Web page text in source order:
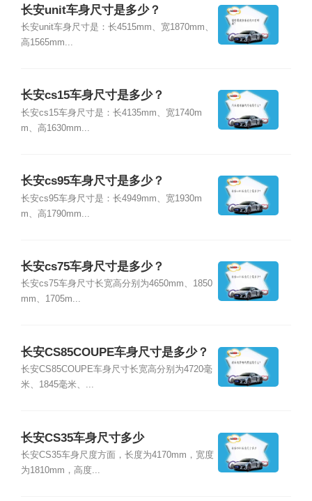
长安unit车身尺寸是多少？
长安unit车身尺寸是：长4515mm、宽1870mm、
高1565mm...
长安cs15车身尺寸是多少？
长安cs15车身尺寸是：长4135mm、宽1740m
m、高1630mm...
长安cs95车身尺寸是多少？
长安cs95车身尺寸是：长4949mm、宽1930m
m、高1790mm...
长安cs75车身尺寸是多少？
长安cs75车身尺寸长宽高分别为4650mm、1850
mm、1705m...
长安CS85COUPE车身尺寸是多少？
长安CS85COUPE车身尺寸长宽高分别为4720毫
米、1845毫米、...
长安CS35车身尺寸多少
长安CS35车身尺度方面，长度为4170mm，宽度
为1810mm，高度...